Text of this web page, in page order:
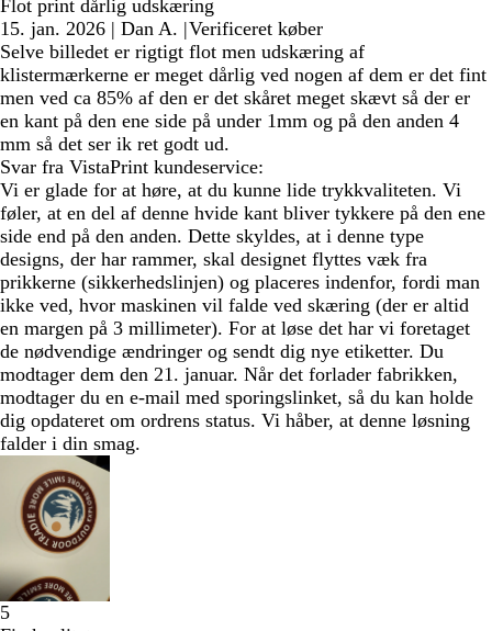
Flot print dårlig udskæring
15. jan. 2026 | Dan A. |Verificeret køber
Selve billedet er rigtigt flot men udskæring af
klistermærkerne er meget dårlig ved nogen af dem er det fint
men ved ca 85% af den er det skåret meget skævt så der er
en kant på den ene side på under 1mm og på den anden 4
mm så det ser ik ret godt ud.
Svar fra VistaPrint kundeservice:
Vi er glade for at høre, at du kunne lide trykkvaliteten. Vi
føler, at en del af denne hvide kant bliver tykkere på den ene
side end på den anden. Dette skyldes, at i denne type
designs, der har rammer, skal designet flyttes væk fra
prikkerne (sikkerhedslinjen) og placeres indenfor, fordi man
ikke ved, hvor maskinen vil falde ved skæring (der er altid
en margen på 3 millimeter). For at løse det har vi foretaget
de nødvendige ændringer og sendt dig nye etiketter. Du
modtager dem den 21. januar. Når det forlader fabrikken,
modtager du en e-mail med sporingslinket, så du kan holde
dig opdateret om ordrens status. Vi håber, at denne løsning
falder i din smag.
5